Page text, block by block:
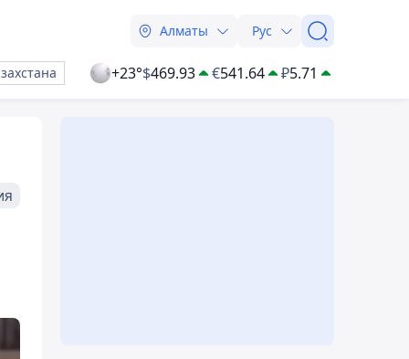
Алматы Рус
+23°$469.93 €541.64 ₽5.71